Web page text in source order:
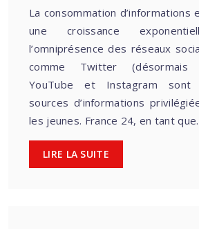
La consommation d’informations
une croissance
l’omniprésence des réseaux
comme Twitter (désormais
YouTube et Instagram sont
sources d’informations
les jeunes. France 24, en tant
LIRE LA SUITE